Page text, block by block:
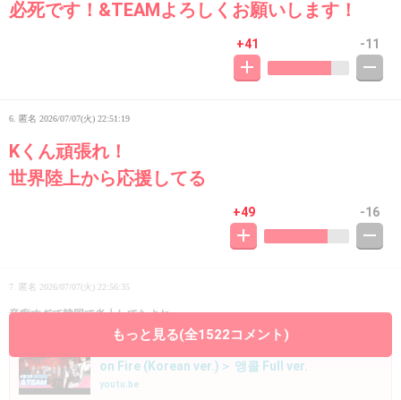
必死です！&TEAMよろしくお願いします！
+41 -11
6. 匿名 2026/07/07(火) 22:51:19
Kくん頑張れ！
世界陸上から応援してる
+49 -16
7. 匿名 2026/07/07(火) 22:56:35
音痴すぎて韓国で炎上してたよね
on Fire (Korean ver.)＞ 앵콜 Full ver.
youtu.be
もっと見る(全1522コメント)